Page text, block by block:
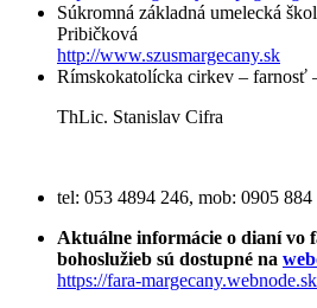
Súkromná základná umelecká
Pribičková
http://www.szusmargecany.sk
Rímskokatolícka cirkev – farnosť
ThLic. Stanislav Cifra
tel: 053 4894 246, mob: 0905 884
Aktuálne informácie o dianí vo
bohoslužieb sú dostupné na
https://fara-margecany.webnode.sk